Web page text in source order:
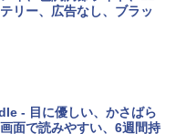
ために設計、Liquid Ret
、8GBユニファイドメモ
ラ、Touch ID - インディ
]
イテムを含む】 【オンラ
ド】 ロブロックス | オン
の言葉 AI画像生成シリー
ストLabo)
リー、広告なし、ブラッ
- 目に優しい、かさばら
面で読みやすい、6週間持